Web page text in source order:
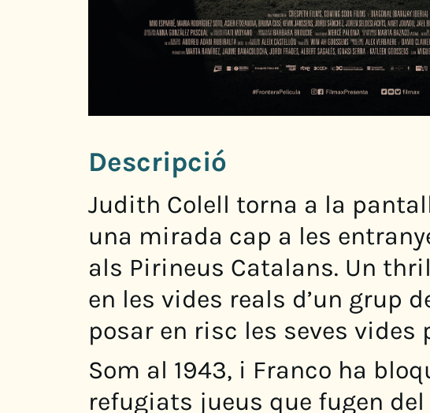
Descripció
Judith Colell torna a la
una mirada cap a les
als Pirineus Catalans. Un
en les vides reals d’un grup
posar en risc les seves vides
Som al 1943, i Franco ha
refugiats jueus que fugen